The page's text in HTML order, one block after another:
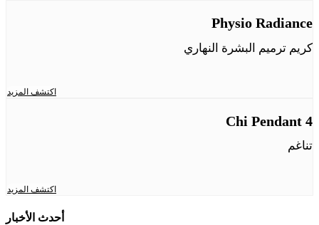
Physio Radiance
كريم ترميم البشرة النهاري
اكتشف المزيد
Chi Pendant 4
تناغم
اكتشف المزيد
أحدث الأخبار